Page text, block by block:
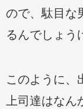
ので、駄目な
るんでしょう
このように、
上司達はなん